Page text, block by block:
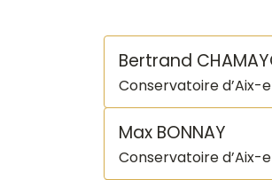
Bertrand
Conservatoire d’Aix-
Max BONNAY
Conservatoire d’Aix-